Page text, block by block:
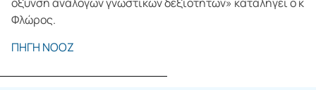
Φλώρος.
ΠΗΓΗ ΝΟΟΖ